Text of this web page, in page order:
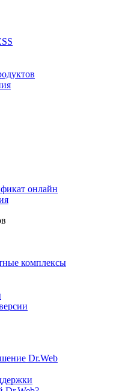
онлайн
комплексы
Dr.Web